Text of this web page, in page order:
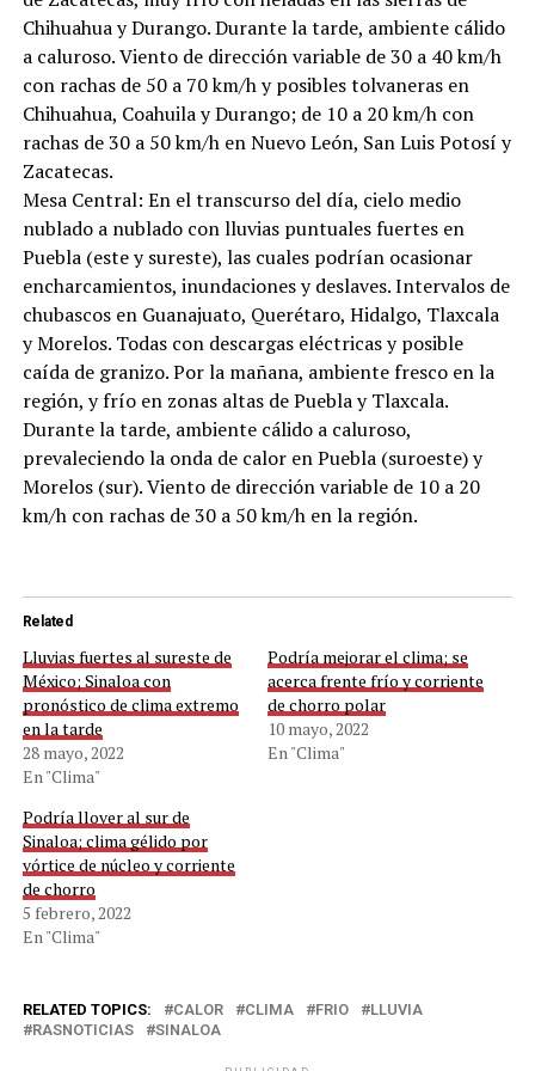
Chihuahua y Durango. Durante la tarde, ambiente cálido
a caluroso. Viento de dirección variable de 30 a 40 km/h
con rachas de 50 a 70 km/h y posibles tolvaneras en
Chihuahua, Coahuila y Durango; de 10 a 20 km/h con
rachas de 30 a 50 km/h en Nuevo León, San Luis Potosí y
Zacatecas.
Mesa Central: En el transcurso del día, cielo medio
nublado a nublado con lluvias puntuales fuertes en
Puebla (este y sureste), las cuales podrían ocasionar
encharcamientos, inundaciones y deslaves. Intervalos de
chubascos en Guanajuato, Querétaro, Hidalgo, Tlaxcala
y Morelos. Todas con descargas eléctricas y posible
caída de granizo. Por la mañana, ambiente fresco en la
región, y frío en zonas altas de Puebla y Tlaxcala.
Durante la tarde, ambiente cálido a caluroso,
prevaleciendo la onda de calor en Puebla (suroeste) y
Morelos (sur). Viento de dirección variable de 10 a 20
km/h con rachas de 30 a 50 km/h en la región.
Related
Lluvias fuertes al sureste de
México; Sinaloa con
pronóstico de clima extremo
en la tarde
28 mayo, 2022
En "Clima"
Podría mejorar el clima; se
acerca frente frío y corriente
de chorro polar
10 mayo, 2022
En "Clima"
Podría llover al sur de
Sinaloa; clima gélido por
vórtice de núcleo y corriente
de chorro
5 febrero, 2022
En "Clima"
RELATED TOPICS: CALOR CLIMA FRIO
LLUVIA
RASNOTICIAS
SINALOA